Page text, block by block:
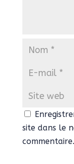
site dans le
commentaire.